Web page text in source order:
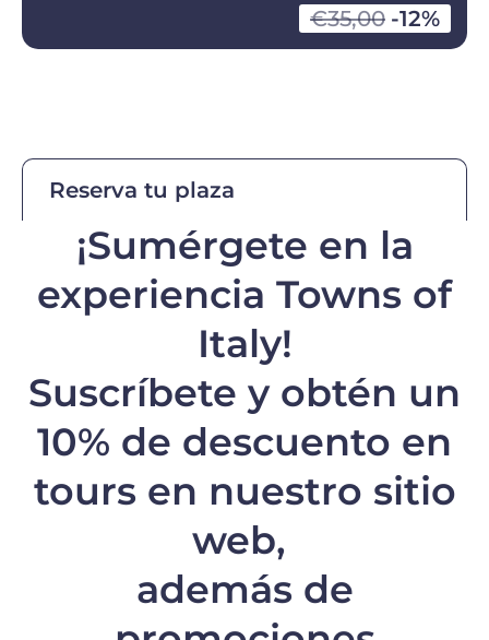
€35,00 -12%
Reserva tu plaza
¡Sumérgete en la
experiencia Towns of
Italy!
Suscríbete y obtén un
10% de descuento en
tours en nuestro sitio
web,
además de